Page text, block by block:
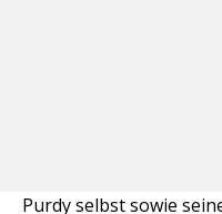
Purdy selbst sowie